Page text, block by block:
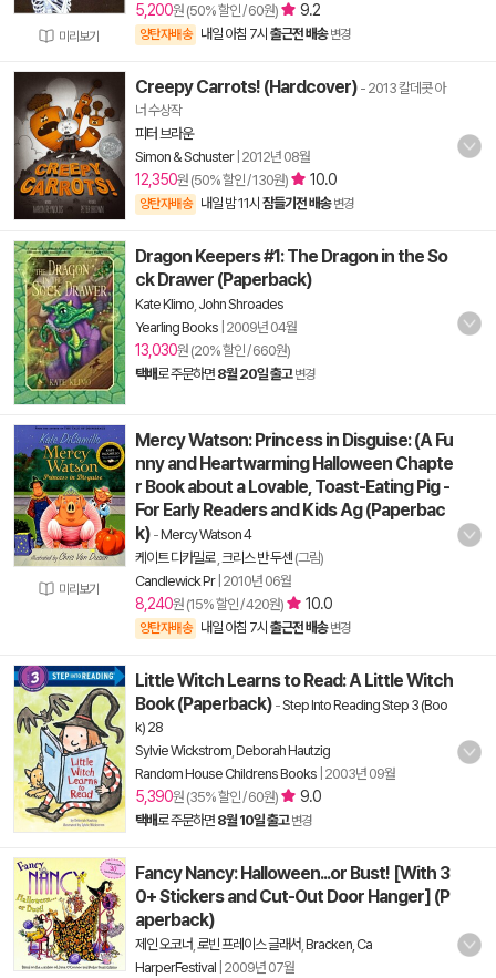
미리보기
5,200원 (50% 할인 / 60원) 9.2
양탄자배송 내일 아침 7시 출근전 배송 변경
Creepy Carrots! (Hardcover) - 2013 칼데콧 아
너 수상작
피터 브라운
Simon & Schuster| 2012년 08월
12,350원 (50% 할인 / 130원) 10.0
양탄자배송 내일 밤 11시 잠들기전 배송 변경
Dragon Keepers #1: The Dragon in the So
ck Drawer (Paperback)
Kate Klimo John Shroades
Yearling Books 2009년 04월
13,030원 (20% 할인 / 660원)
택배로 주문하면 8월 20일 출고 변경
미리보기
Mercy Watson: Princess in Disguise: (A Fu
nny and Heartwarming Halloween Chapte
r Book about a Lovable, Toast-Eating Pig -
For Early Readers and Kids Ag (Paperbac
k) -Mercy Watson 4
케이트 디카밀로, 크리스 반 두센 (그림)
Candlewick Pr| 2010년 06월
8,240원 (15% 할인 / 420원) 10.0
양탄자배송 내일 아침 7시 출근전 배송 변경
Little Witch Learns to Read: A Little Witch
Book (Paperback) -Step Into Reading Step 3 (Boo
k) 28
Sylvie Wickstrom Deborah Hautzig
Random House Childrens Books 2003년 09월
5,390원 (35% 할인 / 60원) 9.0
택배로 주문하면 8월 10일 출고 변경
Fancy Nancy: Halloween...or Bust! [With 3
0+ Stickers and Cut-Out Door Hanger] (P
aperback)
제인 오코너 로빈 프레이스 글래서 Bracken, Ca
HarperFestival 2009년 07월